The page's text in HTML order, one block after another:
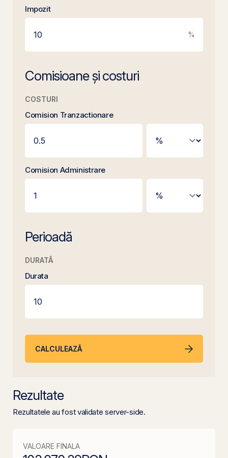
Impozit
%
Comisioane și costuri
COSTURI
Comision Tranzactionare
Comision Administrare
Perioadă
DURATĂ
Durata
CALCULEAZĂ
Rezultate
Rezultatele au fost validate server-side.
VALOARE FINALA